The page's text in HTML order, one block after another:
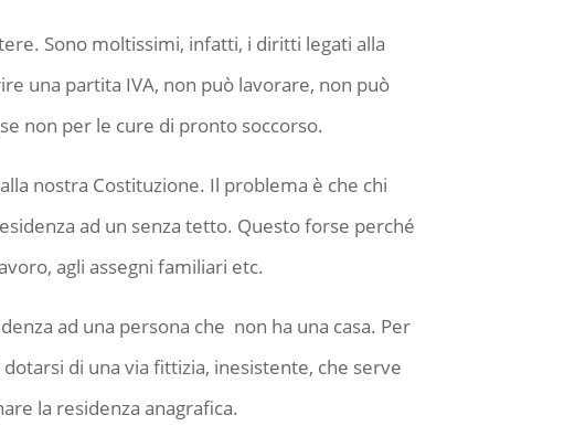
Sono moltissimi, infatti, i diritti legati alla
una partita IVA, non può lavorare, non può
non per le cure di pronto soccorso.
nostra Costituzione. Il problema è che chi
ad un senza tetto. Questo forse perché
agli assegni familiari etc.
ad una persona che non ha una casa. Per
di una via fittizia, inesistente, che serve
la residenza anagrafica.